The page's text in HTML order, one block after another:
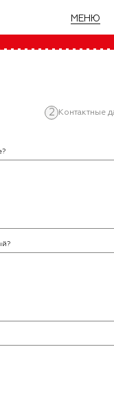
МЕНЮ
для
2 Контактные